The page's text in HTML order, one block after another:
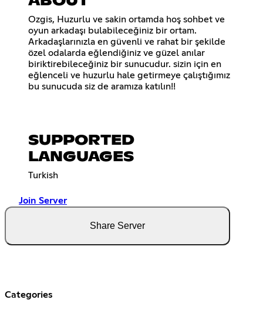
Ozgis, Huzurlu ve sakin ortamda hoş sohbet ve
oyun arkadaşı bulabileceğiniz bir ortam.
Arkadaşlarınızla en güvenli ve rahat bir şekilde
özel odalarda eğlendiğiniz ve güzel anılar
biriktirebileceğiniz bir sunucudur. sizin için en
eğlenceli ve huzurlu hale getirmeye çalıştığımız
bu sunucuda siz de aramıza katılın!!
SUPPORTED
LANGUAGES
Turkish
Join Server
Share Server
Categories